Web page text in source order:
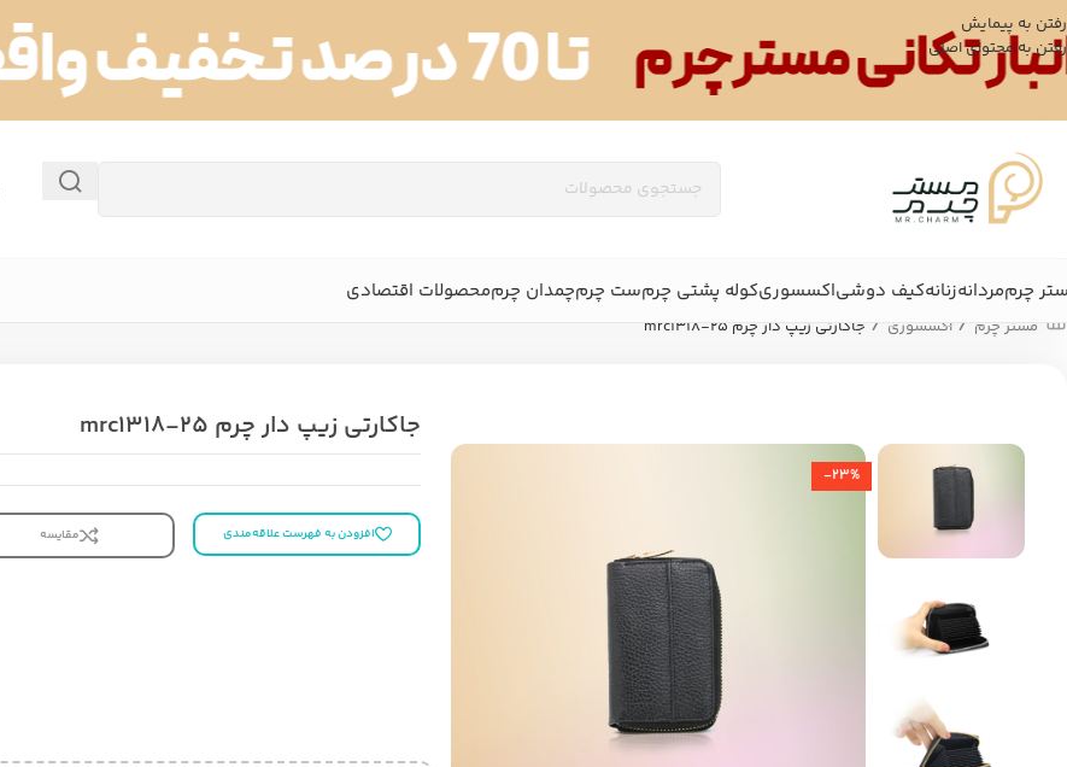
رفتن به پیمایش
رفتن به محتوای اصلی
چرممردانهزنانهکیف دوشیاکسسوریکوله پشتی چرمست چرمچمدان چرممحصولات اقتصادی
مستر چرم / اکسسوری / جاکارتی زیپ دار چرم mrc1318-25
-23%
جاکارتی زیپ دار چرم mrc1318-25
افزودن به فهرست علاقه‌مندی مقایسه